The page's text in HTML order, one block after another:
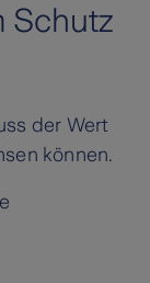
Schutz
der Wert
können.